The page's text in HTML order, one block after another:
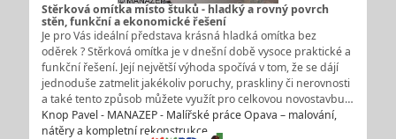
Stěrková omítka místo štuků - hladký a rovný povrch
stěn, funkční a ekonomické řešení
Je pro Vás ideální představa krásná hladká omítka bez
oděrek ? Stěrková omítka je v dnešní době vysoce praktické a
funkční řešení. Její největší výhoda spočívá v tom, že se dájí
jednoduše zatmelit jakékoliv poruchy, praskliny či nerovnosti
a také tento způsob můžete využít pro celkovou novostavbu…
Knop Pavel - MANAZEP - Malířské práce Opava – malování,
nátěry a kompletní rekonstrukce